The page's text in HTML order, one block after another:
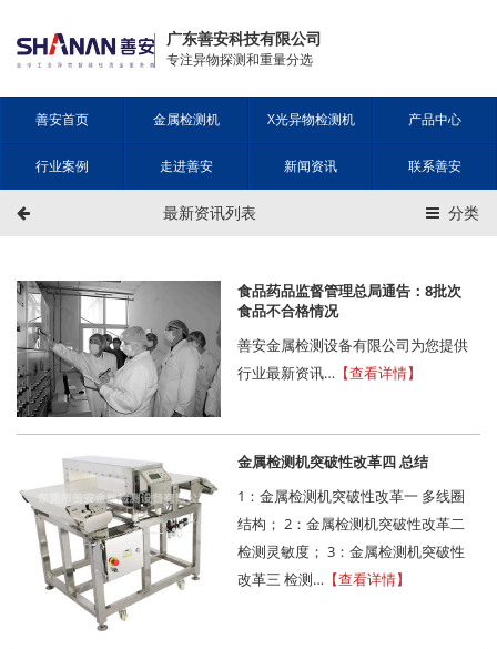
广东善安科技有限公司
专注异物探测和重量分选
善安首页 金属检测机 X光异物检测机 产品中心
行业案例 走进善安 新闻资讯 联系善安
最新资讯列表 分类
食品药品监督管理总局通告：8批次
食品不合格情况
善安金属检测设备有限公司为您提供
行业最新资讯… 【查看详情】
金属检测机突破性改革四 总结
1：金属检测机突破性改革一 多线圈
结构； 2：金属检测机突破性改革二
检测灵敏度； 3：金属检测机突破性
改革三 检测… 【查看详情】